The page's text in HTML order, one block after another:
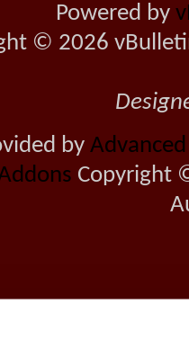
Powered by
© 2026
by
Copyright